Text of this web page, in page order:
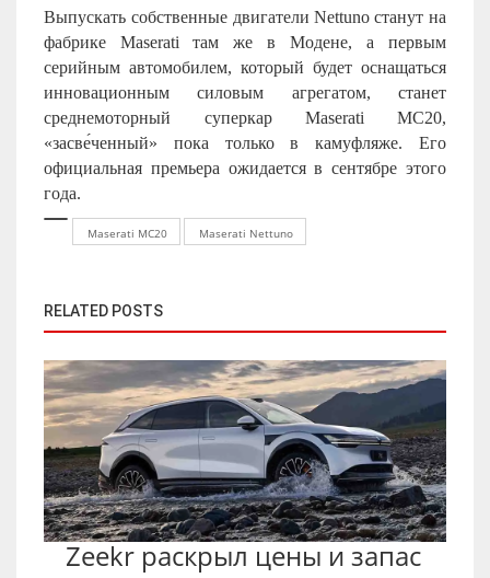
Выпускать собственные двигателиNettuno станут на
фабрике Maserati
там же в Модене, а первым
серийным автомобилем, который будет оснащаться
инновационным силовым агрегатом, станет
среднемоторный суперкарMaserati MC20,
«засве́ченный» пока только в камуфляже. Его
официальная премьера ожидается в сентябре этого
года.
Maserati MC20 Maserati Nettuno
RELATED POSTS
Zeekr раскрыл цены и запас